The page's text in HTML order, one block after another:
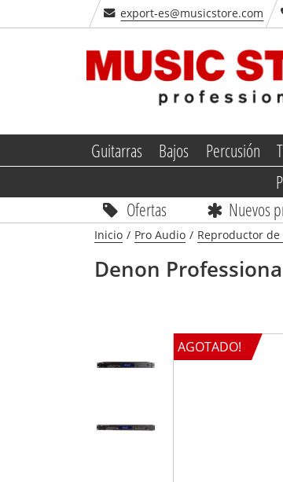
export-es@musicstore.com
Guitarras Bajos Percusión
Ofertas
Nuevos
Inicio / Pro Audio / Reproductor
Denon
AGOTADO!